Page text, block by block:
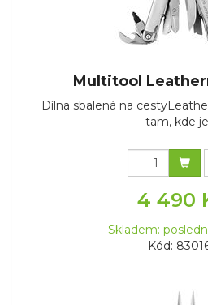
Multitool
Dílna sbalená na
tam, kde je
4 490
Skladem:
Kód: